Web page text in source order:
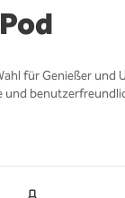
für Genießer und
und